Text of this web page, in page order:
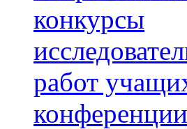
конкурсы
работ
конференции